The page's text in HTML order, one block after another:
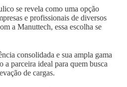
se revela como uma opção
e profissionais de diversos
a Manuttech, essa escolha se
consolidada e sua ampla gama
a parceira ideal para quem busca
de cargas.